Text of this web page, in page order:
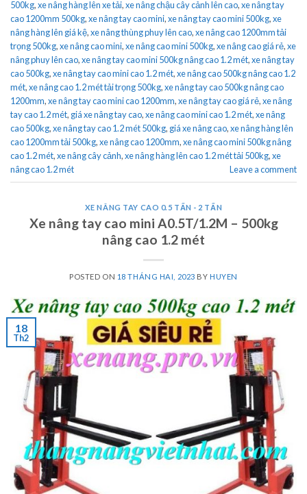
500kg,xe nâng hàng lên xe tải,xe nâng chậu cây cảnh lên cao,xe nâng tay
cao 1200mm 500kg,xe nâng tay cao mini,xe nâng tay cao mini 500kg,xe
nâng hàng lên giá kệ,xe nâng thùng phuy lên cao,xe nâng cao 1200mm tải
trọng 500kg,xe nâng cao mini,xe nâng cao mini 500kg,xe nâng cao giá rẻ,xe
nâng phuy lên cao,xe nâng tay cao mini 500kg nâng cao 1.2 mét,xe nâng tay
cao 500kg,xe nâng tay cao mini cao 1.2 mét,xe nâng cao 500kg nâng cao 1.2
mét,xe nâng cao 1.2 mét tải trọng 500kg,xe nâng tay cao 500kg nâng cao
1200mm,xe nâng tay cao mini cao 1200mm,xe nâng tay cao giá rẻ,xe nâng
tay cao 1.2 mét, giá xe nâng tay cao,xe nâng cao mini cao 1.2 mét,xe nâng
cao 500kg,xe nâng tay cao 1.2 mét 500kg, giá xe nâng cao,xe nâng hàng lên
cao 1200mm tải 500kg,xe nâng cao 1200mm,xe nâng cao mini 500kg nâng
cao 1.2 mét,xe nâng cây cảnh,xe nâng hàng lên cao 1.2 mét tải 500kg,xe
nâng cao 1.2 mét
Leave a comment
XE NÂNG TAY CAO 0.5 TẤN - 2 TẤN
Xe nâng tay cao mini A0.5T/1.2M – 500kg
nâng cao 1.2 mét
POSTED ON 18 THÁNG HAI, 2023 BYHUYEN
18
Th2